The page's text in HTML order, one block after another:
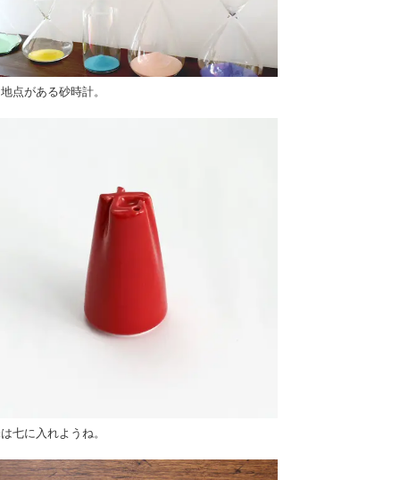
点がある砂時計。
七に入れようね。